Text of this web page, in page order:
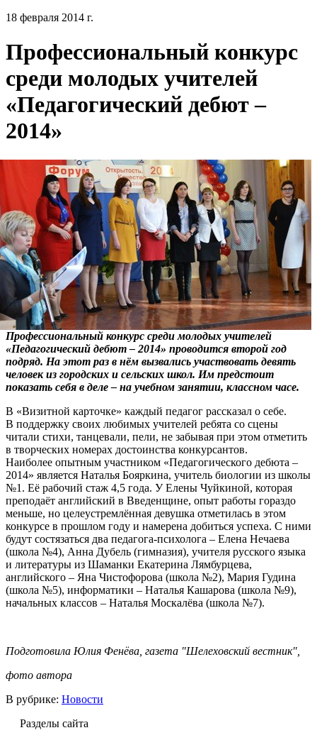
18 февраля 2014 г.
Профессиональный конкурс
среди молодых учителей
«Педагогический дебют –
2014»
Профессиональный конкурс среди молодых учителей
«Педагогический дебют – 2014» проводится второй год
подряд. На этот раз в нём вызвались участвовать девять
человек из городских и сельских школ. Им предстоит
показать себя в деле – на учебном занятии, классном часе.
В «Визитной карточке» каждый педагог рассказал о себе.
В поддержку своих любимых учителей ребята со сцены
читали стихи, танцевали, пели, не забывая при этом отметить
в творческих номерах достоинства конкурсантов.
Наиболее опытным участником «Педагогического дебюта –
2014» является Наталья Бояркина, учитель биологии из школы
№1. Её рабочий стаж 4,5 года. У Елены Чуйкиной, которая
преподаёт английский в Введенщине, опыт работы гораздо
меньше, но целеустремлённая девушка отметилась в этом
конкурсе в прошлом году и намерена добиться успеха. С ними
будут состязаться два педагога-психолога – Елена Нечаева
(школа №4), Анна Дубель (гимназия), учителя русского языка
и литературы из Шаманки Екатерина Лямбурцева,
английского – Яна Чистофорова (школа №2), Мария Гудина
(школа №5), информатики – Наталья Кашарова (школа №9),
начальных классов – Наталья Москалёва (школа №7).
Подготовила Юлия Фенёва, газета "Шелеховский вестник",
фото автора
В рубрике: Новости
Разделы сайта